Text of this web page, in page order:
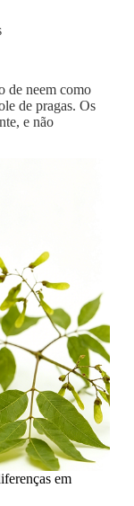
de neem como
de pragas. Os
e não
em